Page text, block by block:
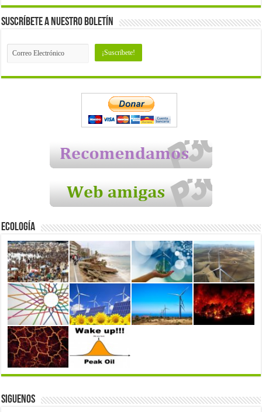
Suscríbete a nuestro Boletín
Ecología
Siguenos